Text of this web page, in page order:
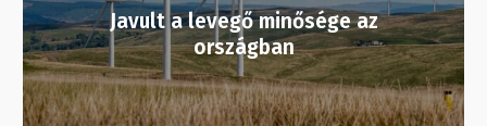
Javult a levegő minősége az
országban